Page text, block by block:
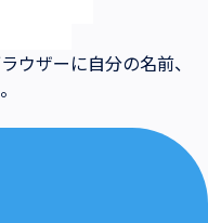
ウザーに自分の名前、